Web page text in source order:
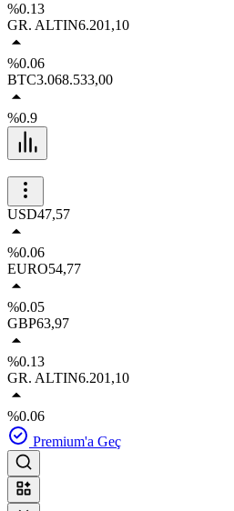
%0.13
GR. ALTIN6.201,10
%0.06
BTC3.068.533,00
%0.9
USD47,57
%0.06
EURO54,77
%0.05
GBP63,97
%0.13
GR. ALTIN6.201,10
%0.06
Premium'a Geç